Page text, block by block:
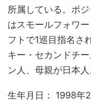
所属している。ポ
はスモールフォワ
フトで1巡目指名さ
キー・セカンドチ
ン人、母親が日本人
生年月日： 1998年